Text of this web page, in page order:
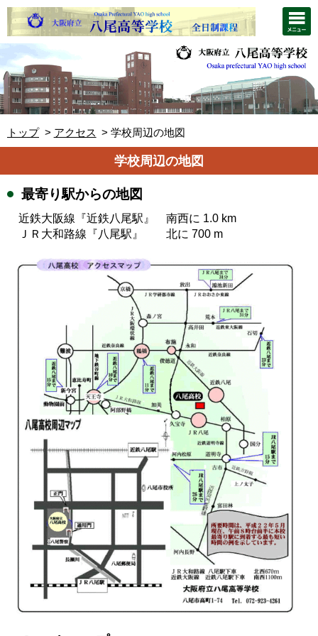
トップ アクセス 学校周辺の地図
学校周辺の地図
最寄り駅からの地図
近鉄大阪線『近鉄八尾駅』 南西に 1.0 km
ＪＲ大和路線『八尾駅』 北に 700 m